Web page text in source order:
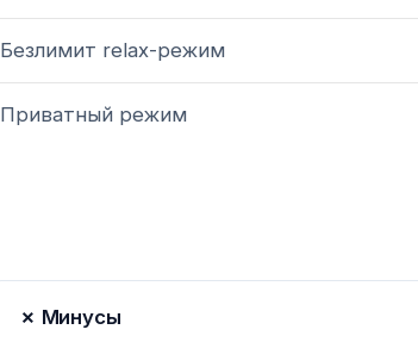
Безлимит relax-режим
Приватный режим
✗ Минусы